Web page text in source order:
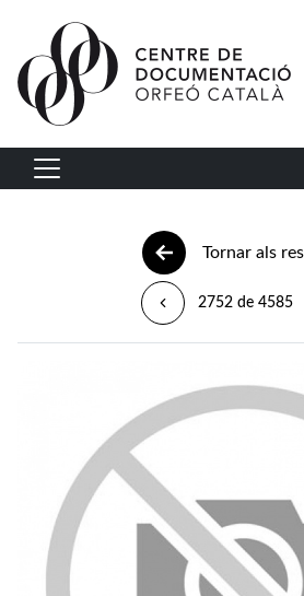
Vés al contingut
Navegació principal
Tornar als
2752 de 4585